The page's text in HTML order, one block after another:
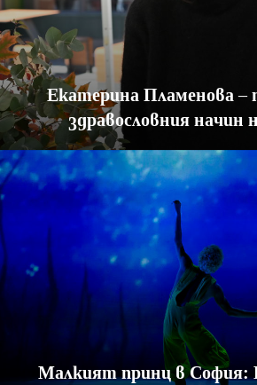
Екатерина Пламенова –
здравословния начин
Малкият принц в София: